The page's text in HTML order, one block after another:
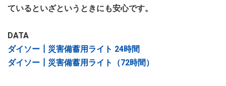
ているといざというときにも安心です。
DATA
ダイソー┃災害備蓄用ライト 24時間
ダイソー┃災害備蓄用ライト（72時間）